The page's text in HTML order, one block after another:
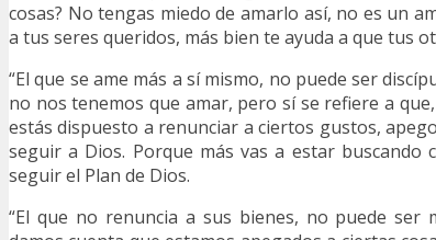
cosas? No tengas miedo de amarlo así, no es un
a tus seres queridos, más bien te ayuda a que tus
“El que se ame más a sí mismo, no puede ser
no nos tenemos que amar, pero sí se refiere a
estás dispuesto a renunciar a ciertos gustos,
seguir a Dios. Porque más vas a estar buscando
seguir el Plan de Dios.
“El que no renuncia a sus bienes, no puede ser